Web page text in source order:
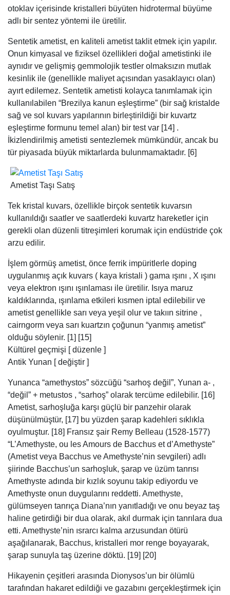
otoklav içerisinde kristalleri büyüten hidrotermal büyüme
adlı bir sentez yöntemi ile üretilir.
Sentetik ametist, en kaliteli ametist taklit etmek için yapılır.
Onun kimyasal ve fiziksel özellikleri doğal ametistinki ile
aynıdır ve gelişmiş gemmolojik testler olmaksızın mutlak
kesinlik ile (genellikle maliyet açısından yasaklayıcı olan)
ayırt edilemez. Sentetik ametisti kolayca tanımlamak için
kullanılabilen “Brezilya kanun eşleştirme” (bir sağ kristalde
sağ ve sol kuvars yapılarının birleştirildiği bir kuvartz
eşleştirme formunu temel alan) bir test var [14] .
İkizlendirilmiş ametisti sentezlemek mümkündür, ancak bu
tür piyasada büyük miktarlarda bulunmamaktadır. [6]
Ametist Taşı Satış
Tek kristal kuvars, özellikle birçok sentetik kuvarsın
kullanıldığı saatler ve saatlerdeki kuvartz hareketler için
gerekli olan düzenli titreşimleri korumak için endüstride çok
arzu edilir.
İşlem görmüş ametist, önce ferrik impüritlerle doping
uygulanmış açık kuvars ( kaya kristali ) gama ışını , X ışını
veya elektron ışını ışınlaması ile üretilir. Isıya maruz
kaldıklarında, ışınlama etkileri kısmen iptal edilebilir ve
ametist genellikle sarı veya yeşil olur ve takıın sitrine ,
cairngorm veya sarı kuartzın çoğunun “yanmış ametist”
olduğu söylenir. [1] [15]
Kültürel geçmişi [ düzenle ]
Antik Yunan [ değiştir ]
Yunanca “amethystos” sözcüğü “sarhoş değil”, Yunan a- ,
“değil” + metustos , “sarhoş” olarak tercüme edilebilir. [16]
Ametist, sarhoşluğa karşı güçlü bir panzehir olarak
düşünülmüştür, [17] bu yüzden şarap kadehleri sıklıkla
oyulmuştur. [18] Fransız şair Remy Belleau (1528-1577)
“L’Amethyste, ou les Amours de Bacchus et d’Amethyste”
(Ametist veya Bacchus ve Amethyste’nin sevgileri) adlı
şiirinde Bacchus’un sarhoşluk, şarap ve üzüm tanrısı
Amethyste adında bir kızlık soyunu takip ediyordu ve
Amethyste onun duygularını reddetti. Amethyste,
gülümseyen tanrıça Diana’nın yanıtladığı ve onu beyaz taş
haline getirdiği bir dua olarak, akıl durmak için tanrılara dua
etti. Amethyste’nin ısrarcı kalma arzusundan ötürü
aşağılanarak, Bacchus, kristalleri mor renge boyayarak,
şarap sunuyla taş üzerine döktü. [19] [20]
Hikayenin çeşitleri arasında Dionysos’un bir ölümlü
tarafından hakaret edildiği ve gazabını gerçekleştirmek için